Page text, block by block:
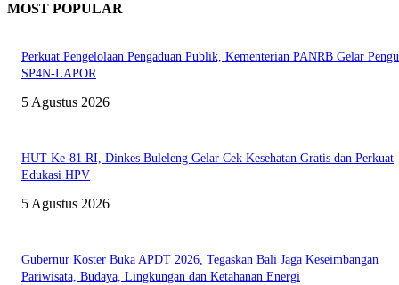
MOST POPULAR
Perkuat Pengelolaan Pengaduan Publik, Kementerian PANRB Gelar
SP4N-LAPOR
5 Agustus 2026
HUT Ke-81 RI, Dinkes Buleleng Gelar Cek Kesehatan Gratis dan Perkuat
Edukasi HPV
5 Agustus 2026
Gubernur Koster Buka APDT 2026, Tegaskan Bali Jaga Keseimbangan
Pariwisata, Budaya, Lingkungan dan Ketahanan Energi